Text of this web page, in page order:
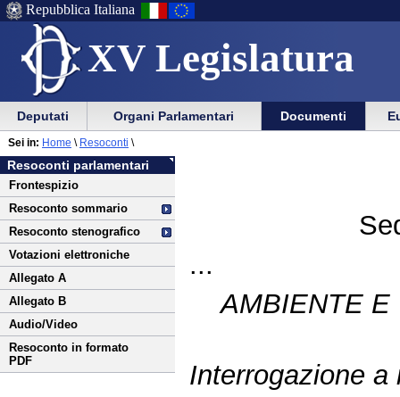
XV Legislatura
Menu
di
ausilio
alla
navigazione
Vai
Menu
di
navigazione
principale
Repubblica Italiana
Menu
di
navigazione
principale
Vai
menu
di
sezione
Deputati Organi Parlamentari Documenti
Vai
al
contenuto
Resoconti parlamentari
Frontespizio
Resoconto sommario
Resoconto stenografico
Votazioni elettroniche
Allegato A
Allegato B
Audio/Video
Resoconto in formato
PDF
Sei in: Home \ Resoconti \
...
AMBIENTE E
Interrogazione